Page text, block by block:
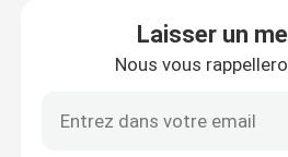
Laisser un
Nous vous